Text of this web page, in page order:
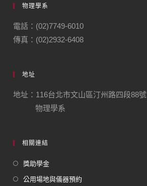
物理學系
電話：(02)7749-6010
傳真：(02)2932-6408
地址
地址：116台北市文山區汀州路四段88號
物理學系
相關連結
獎助學金
公用場地與儀器預約